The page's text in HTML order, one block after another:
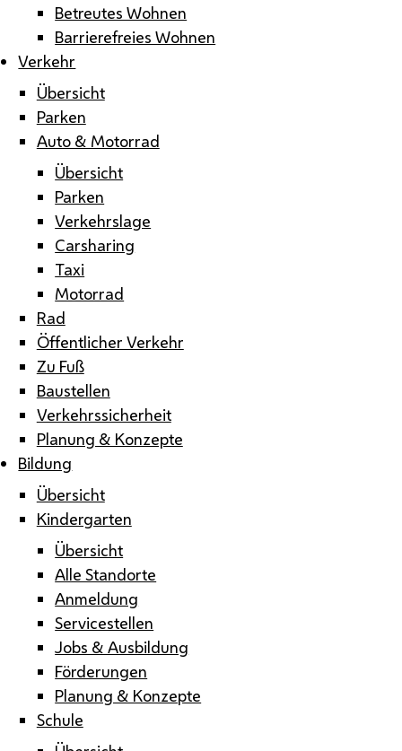
Betreutes Wohnen
Barrierefreies Wohnen
Verkehr
Übersicht
Parken
Auto & Motorrad
Übersicht
Parken
Verkehrslage
Carsharing
Taxi
Motorrad
Rad
Öffentlicher Verkehr
Zu Fuß
Baustellen
Verkehrssicherheit
Planung & Konzepte
Bildung
Übersicht
Kindergarten
Übersicht
Alle Standorte
Anmeldung
Servicestellen
Jobs & Ausbildung
Förderungen
Planung & Konzepte
Schule